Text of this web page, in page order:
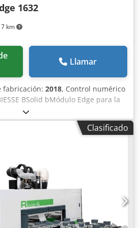
km
1632
Llamar
fabricación: 2018, Control numérico
BSolid bMódulo Edge para la
de superficies sólidas Sophia -
oficina Crjdsugpwnjpfx Adpef Área
mm Área de trabajo en el eje Y
del panel ATS ajustables nº 8
neumática dividida en dos zonas Y
de baquelita para levantar el
para la varilla Ayudante de
No. 1 electromandril
cambio automático de
Clasificado